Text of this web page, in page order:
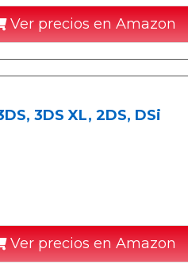
Ver precios en Amazon
3DS XL, 2DS, DSi
Ver precios en Amazon